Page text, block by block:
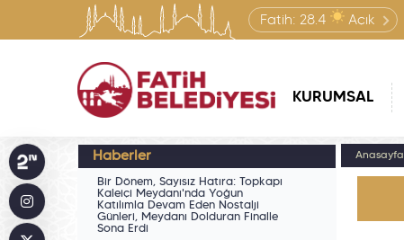
Fatih: 28.4 Açık
KURUMSAL
Haberler
Bir Dönem, Sayısız Hatıra: Topkapı
Kaleiçi Meydanı'nda Yoğun
Katılımla Devam Eden Nostalji
Günleri, Meydanı Dolduran Finalle
Sona Erdi
Anasayfa